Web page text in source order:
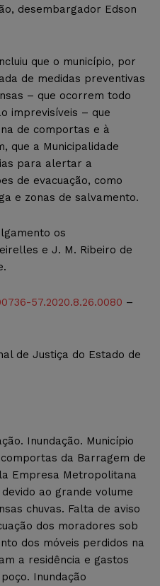
desembargador Edson
que o município, por
de medidas preventivas
– que ocorrem todo
imprevisíveis – que
de comportas e à
que a Municipalidade
para alertar a
de evacuação, como
e zonas de salvamento.
os
e J. M. Ribeiro de
57.2020.8.26.0080 –
de Justiça do Estado de
Inundação. Município
da Barragem de
Empresa Metropolitana
ao grande volume
chuvas. Falta de aviso
dos moradores sob
dos móveis perdidos na
a residência e gastos
Inundação